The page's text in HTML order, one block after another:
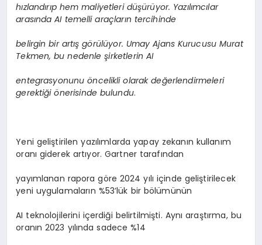
hızlandırıp hem maliyetleri düşürüyor. Yazılımcılar
arasında AI temelli araçların tercihinde
belirgin bir artış görülüyor. Umay Ajans Kurucusu Murat
Tekmen, bu nedenle şirketlerin AI
entegrasyonunuöncelikli olarak değerlendirmeleri
gerektiğiönerisinde bulundu.
Yeni geliştirilen yazılımlarda yapay zekanın kullanım
oranı giderek artıyor. Gartner tarafından
yayımlanan rapora göre 2024 yılı içinde geliştirilecek
yeni uygulamaların %53’lük bir bölümünün
AI teknolojilerini içerdiği belirtilmişti. Aynı araştırma, bu
oranın 2023 yılında sadece %14